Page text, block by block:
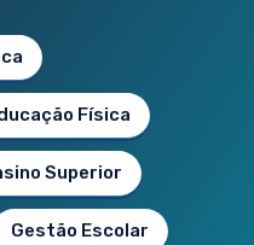
Física
Superior
Gestão Escolar